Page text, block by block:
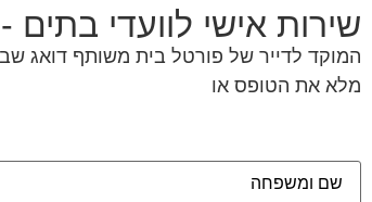
שירות אישי לוועדי
המוקד לדייר של פורטל בית משותף דואג
מלא את הטופס או